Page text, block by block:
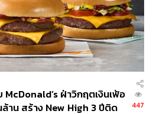
ฝ่าวิกฤตเงินเฟ้อ
าน สร้าง New High 3 ปีติด
447